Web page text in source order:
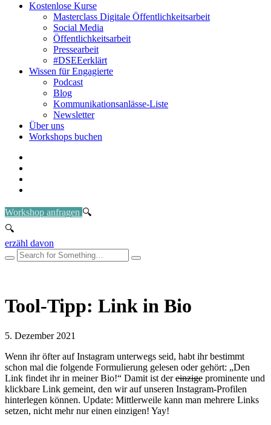
Kostenlose Kurse
Masterclass Digitale Öffentlichkeitsarbeit
Social Media
Öffentlichkeitsarbeit
Pressearbeit
#DSEEerklärt
Wissen für Engagierte
Podcast
Blog
Kommunikationsanlässe-Liste
Newsletter
Über uns
Workshops buchen
Workshop anfragen
erzähl davon
Tool-Tipp: Link in Bio
5. Dezember 2021
Wenn ihr öfter auf Instagram unterwegs seid, habt ihr bestimmt
schon mal die folgende Formulierung gelesen oder gehört: „Den
Link findet ihr in meiner Bio!“ Damit ist dereinzige prominente und
klickbare Link gemeint, den wir auf unseren Instagram-Profilen
hinterlegen können. Update: Mittlerweile kann man mehrere Links
setzen, nicht mehr nur einen einzigen! Yay!